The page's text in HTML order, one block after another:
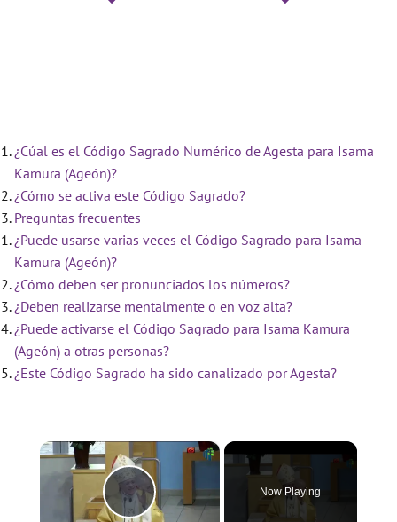
¿Cúal es el Código Sagrado Numérico de Agesta para Isama
Kamura (Ageón)?
¿Cómo se activa este Código Sagrado?
Preguntas frecuentes
¿Puede usarse varias veces el Código Sagrado para Isama
Kamura (Ageón)?
¿Cómo deben ser pronunciados los números?
¿Deben realizarse mentalmente o en voz alta?
¿Puede activarse el Código Sagrado para Isama Kamura
(Ageón) a otras personas?
¿Este Código Sagrado ha sido canalizado por Agesta?
×
Now Playing